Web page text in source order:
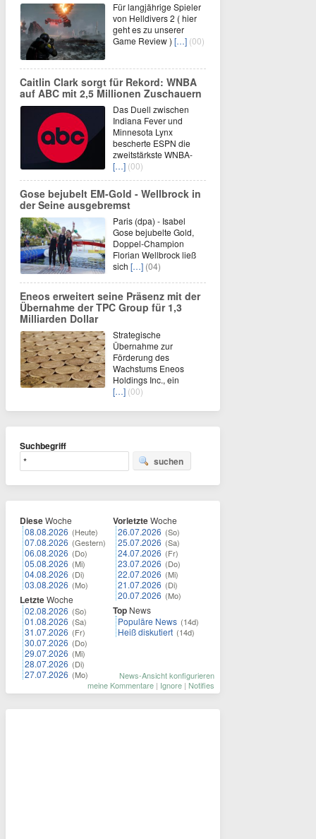
Für langjährige Spieler
von Helldivers 2 ( hier
geht es zu unserer
Game Review ) […] (00)
Caitlin Clark sorgt für Rekord: WNBA
auf ABC mit 2,5 Millionen Zuschauern
Das Duell zwischen
Indiana Fever und
Minnesota Lynx
bescherte ESPN die
zweitstärkste WNBA-
[…] (00)
Gose bejubelt EM-Gold - Wellbrock in
der Seine ausgebremst
Paris (dpa) - Isabel
Gose bejubelte Gold,
Doppel-Champion
Florian Wellbrock ließ
sich […] (04)
Eneos erweitert seine Präsenz mit der
Übernahme der TPC Group für 1,3
Milliarden Dollar
Strategische
Übernahme zur
Förderung des
Wachstums Eneos
Holdings Inc., ein
[…] (00)
Suchbegriff
suchen
DieseWoche
08.08.2026 (Heute)
07.08.2026 (Gestern)
06.08.2026 (Do)
05.08.2026 (Mi)
04.08.2026 (Di)
03.08.2026 (Mo)
LetzteWoche
02.08.2026 (So)
01.08.2026 (Sa)
31.07.2026 (Fr)
30.07.2026 (Do)
29.07.2026 (Mi)
28.07.2026 (Di)
27.07.2026 (Mo)
VorletzteWoche
26.07.2026 (So)
25.07.2026 (Sa)
24.07.2026 (Fr)
23.07.2026 (Do)
22.07.2026 (Mi)
21.07.2026 (Di)
20.07.2026 (Mo)
Top News
Populäre News (14d)
Heiß diskutiert (14d)
News-Ansicht konfigurieren
meine Kommentare | Ignore | Notifies